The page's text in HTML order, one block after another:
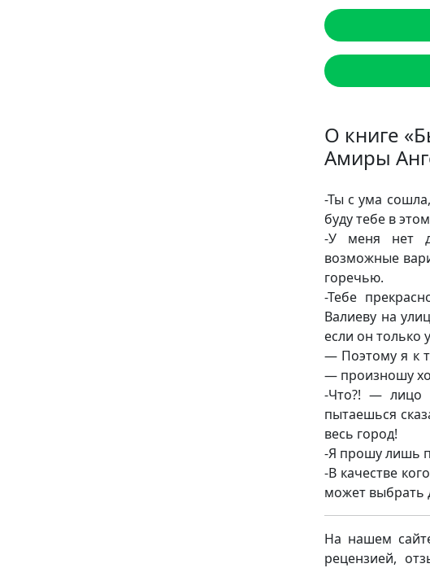
О книге
Амиры
-Ты с ума
буду тебе в
-У меня нет
возможные
горечью.
-Тебе
Валиеву на
если он только
— Поэтому я к
— произношу
-Что?! — лицо
пытаешься
весь город!
-Я прошу лишь
-В качестве
может выбрать
На нашем
рецензией,